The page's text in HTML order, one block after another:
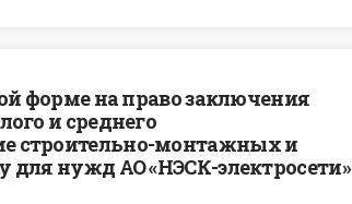
форме на право заключения
и среднего
строительно-монтажных и
для нужд АО «НЭСК-электросети»